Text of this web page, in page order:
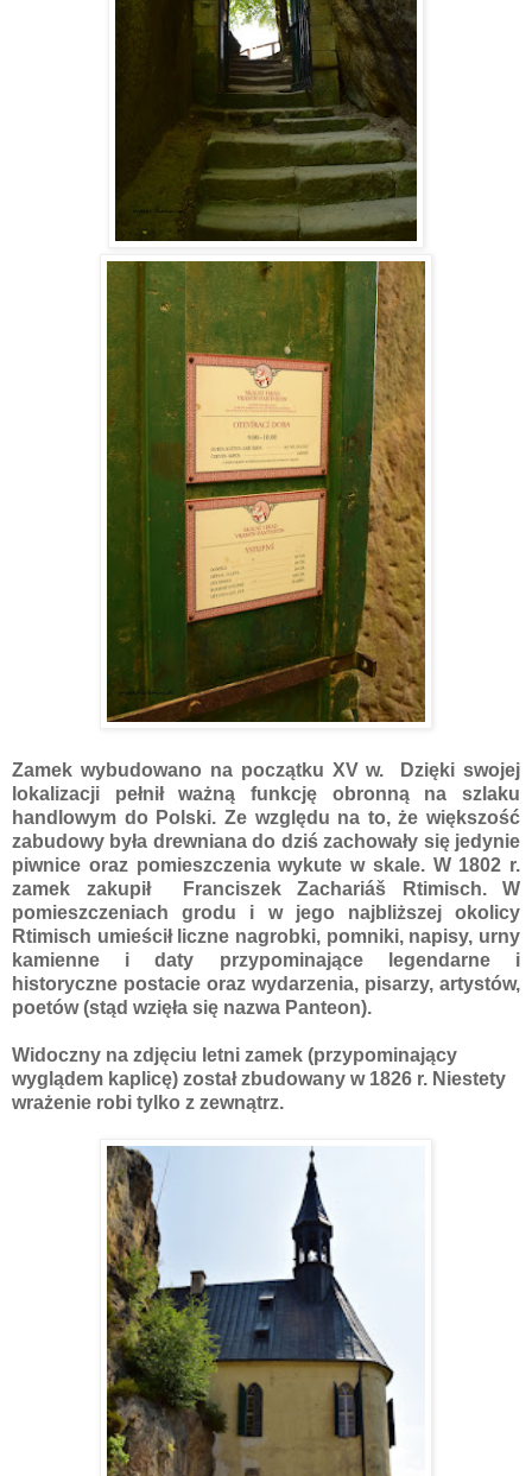
Zamek wybudowano na początku XV w. Dzięki swojej
lokalizacji pełnił ważną funkcję obronną na szlaku
handlowym do Polski. Ze względu na to, że większość
zabudowy była drewniana do dziś zachowały się jedynie
piwnice oraz pomieszczenia wykute w skale. W 1802 r.
zamek zakupił Franciszek Zachariáš Rtimisch. W
pomieszczeniach grodu i w jego najbliższej okolicy
Rtimisch umieścił liczne nagrobki, pomniki, napisy, urny
kamienne i daty przypominające legendarne i
historyczne postacie oraz wydarzenia, pisarzy, artystów,
poetów (stąd wzięła się nazwa Panteon).
Widoczny na zdjęciu letni zamek (przypominający
wyglądem kaplicę) został zbudowany w 1826 r. Niestety
wrażenie robi tylko z zewnątrz.